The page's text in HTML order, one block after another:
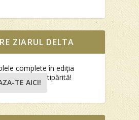
ZIARUL DELTA
complete în ediţia
tipărită!
TE AICI!